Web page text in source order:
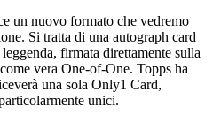
un nuovo formato che vedremo
Si tratta di una autograph card
firmata direttamente sulla
vera One-of-One. Topps ha
una sola Only1 Card,
unici.